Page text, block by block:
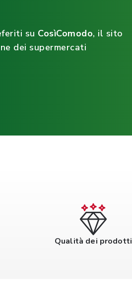
su CosìComodo, il sito
dei supermercati
Qualità dei prodotti